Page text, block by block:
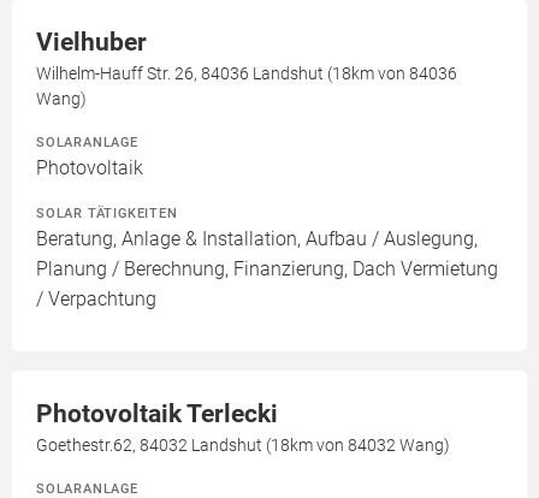
Vielhuber
Wilhelm-Hauff Str. 26, 84036 Landshut (18km von 84036
Wang)
SOLARANLAGE
Photovoltaik
SOLAR TÄTIGKEITEN
Beratung, Anlage & Installation, Aufbau / Auslegung,
Planung / Berechnung, Finanzierung, Dach Vermietung
/ Verpachtung
Photovoltaik Terlecki
Goethestr.62, 84032 Landshut (18km von 84032 Wang)
SOLARANLAGE